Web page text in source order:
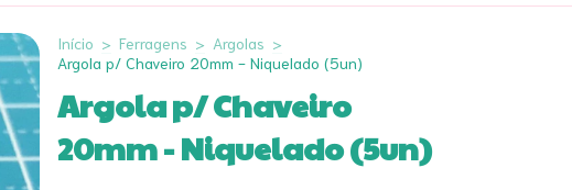
Início > Ferragens > Argolas >
Argola p/ Chaveiro 20mm - Niquelado (5un)
Argola p/ Chaveiro
20mm - Niquelado (5un)